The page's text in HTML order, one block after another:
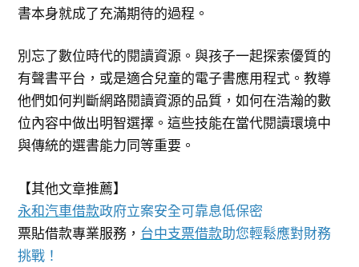
書本身就成了充滿期待的過程。
別忘了數位時代的閱讀資源。與孩子一起探索優質的
有聲書平台，或是適合兒童的電子書應用程式。教導
他們如何判斷網路閱讀資源的品質，如何在浩瀚的數
位內容中做出明智選擇。這些技能在當代閱讀環境中
與傳統的選書能力同等重要。
【其他文章推薦】
永和汽車借款政府立案安全可靠息低保密
票貼借款專業服務， 台中支票借款助您輕鬆應對財務
挑戰！